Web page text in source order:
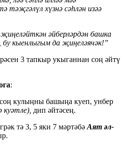
тәҗгәлүл хүзнә сәһлән изәә
әйберләрдән башка
кыенлыгым да җиңеләячәк!”
3 тапкыр укыганнан соң әйтү
:
кулыңны башыңа куеп, унбер
дип әйтәсең.
тә 3, 5 яки 7 мәртәбә Аят әл-